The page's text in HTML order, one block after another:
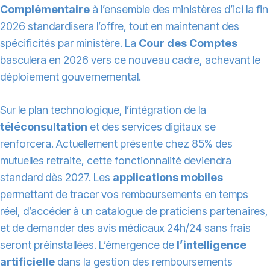
Complémentaire à l’ensemble des ministères d’ici la fin
2026 standardisera l’offre, tout en maintenant des
spécificités par ministère. La Cour des Comptes
basculera en 2026 vers ce nouveau cadre, achevant le
déploiement gouvernemental.
Sur le plan technologique, l’intégration de la
téléconsultation et des services digitaux se
renforcera. Actuellement présente chez 85% des
mutuelles retraite, cette fonctionnalité deviendra
standard dès 2027. Les applications mobiles
permettant de tracer vos remboursements en temps
réel, d’accéder à un catalogue de praticiens partenaires,
et de demander des avis médicaux 24h/24 sans frais
seront préinstallées. L’émergence de l’intelligence
artificielle dans la gestion des remboursements